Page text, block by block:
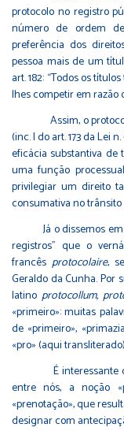
protocolo no registro
número de ordem
preferência dos
pessoa mais de um
art. 182: “Todos os
lhes competir em razão
Assim, o protocolo
(inc. I do art. 173 da Lei
eficácia substantiva de
uma função
privilegiar um direito
consumativa no
Já o dissemos em
registros” que o
francês protocolaire,
Geraldo da Cunha. Por
latino protocollum,
«primeiro»: muitas
de «primeiro»,
«pro» (aqui
É interessante
entre nós, a noção
«prenotação», que
designar com